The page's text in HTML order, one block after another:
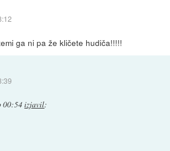
ga ni pa že kličete hudiča!!!!!
00:54izjavil: